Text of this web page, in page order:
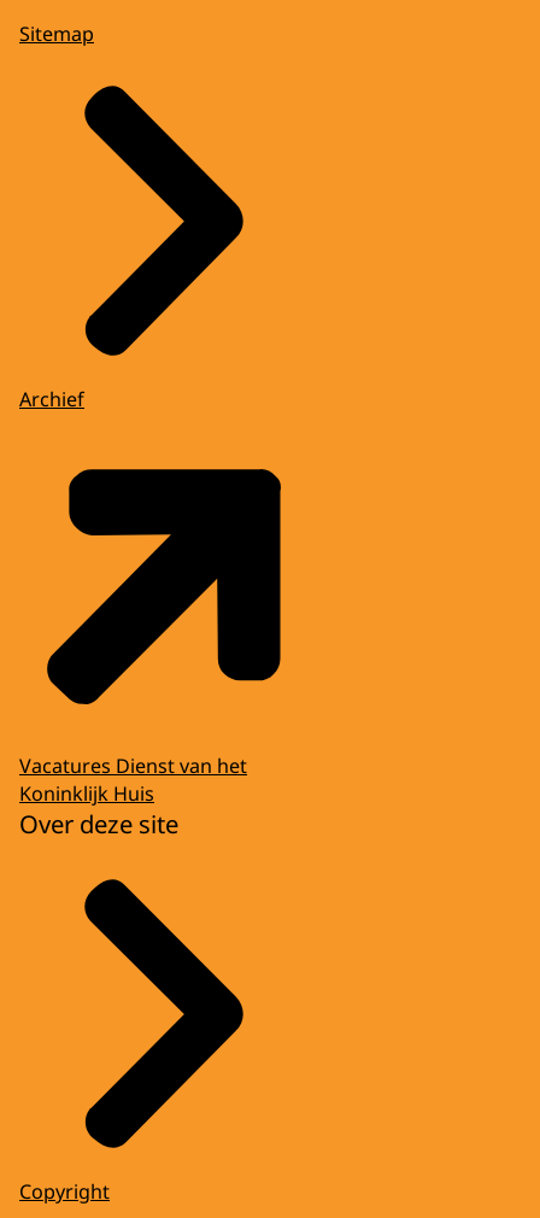
Sitemap
Archief
Vacatures Dienst van het
Koninklijk Huis
Over deze site
Copyright